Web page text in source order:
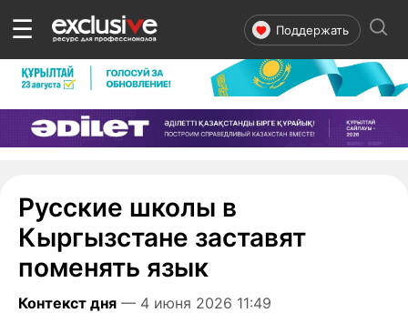
☰ Поддержать
Русские школы в
Кыргызстане заставят
поменять язык
Контекст дня — 4 июня 2026 11:49